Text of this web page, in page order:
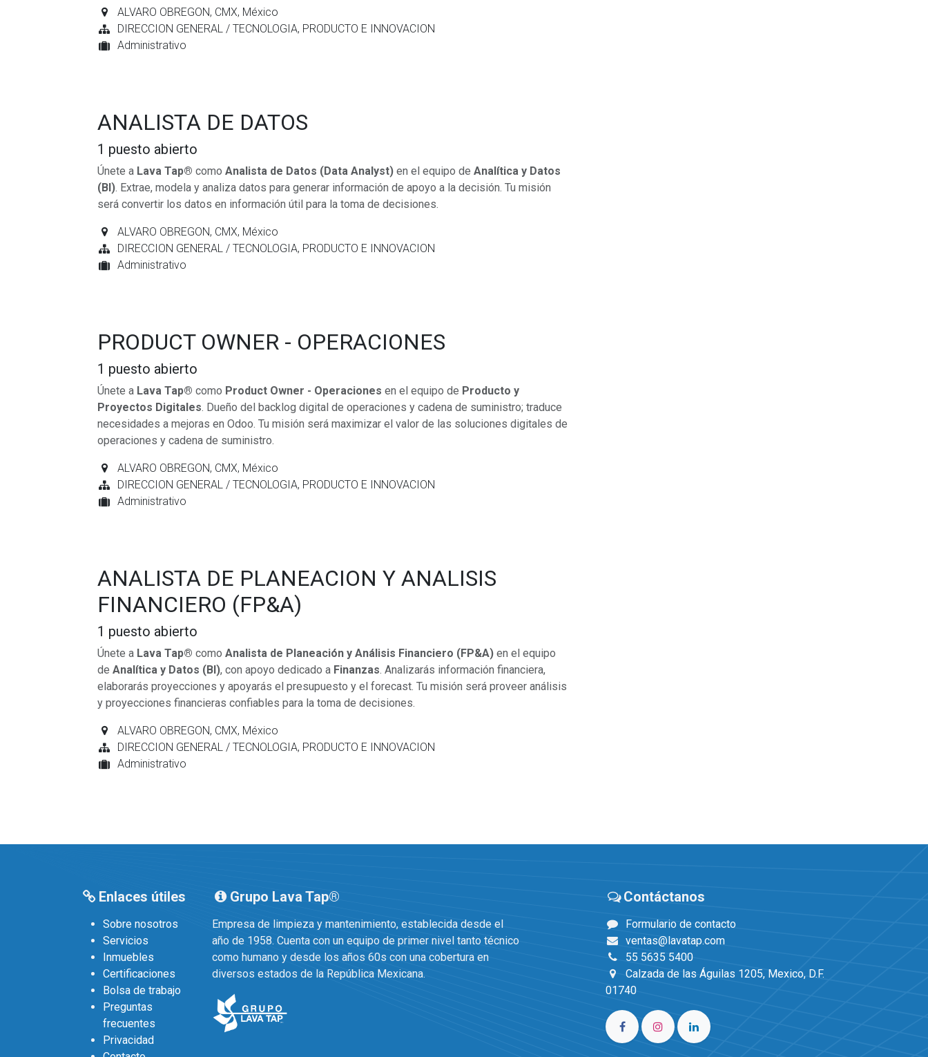
ALVARO OBREGON, CMX, México
DIRECCION GENERAL / TECNOLOGIA, PRODUCTO E INNOVACION
Administrativo
ANALISTA DE DATOS
1 puesto abierto
Únete a Lava Tap® como Analista de Datos (Data Analyst) en el equipo de Analítica y Datos
(BI). Extrae, modela y analiza datos para generar información de apoyo a la decisión. Tu misión
será convertir los datos en información útil para la toma de decisiones.
ALVARO OBREGON, CMX, México
DIRECCION GENERAL / TECNOLOGIA, PRODUCTO E INNOVACION
Administrativo
PRODUCT OWNER - OPERACIONES
1 puesto abierto
Únete a Lava Tap® como Product Owner - Operaciones en el equipo de Producto y
Proyectos Digitales. Dueño del backlog digital de operaciones y cadena de suministro; traduce
necesidades a mejoras en Odoo. Tu misión será maximizar el valor de las soluciones digitales de
operaciones y cadena de suministro.
ALVARO OBREGON, CMX, México
DIRECCION GENERAL / TECNOLOGIA, PRODUCTO E INNOVACION
Administrativo
ANALISTA DE PLANEACION Y ANALISIS
FINANCIERO (FP&A)
1 puesto abierto
Únete a Lava Tap® como Analista de Planeación y Análisis Financiero (FP&A) en el equipo
de Analítica y Datos (BI), con apoyo dedicado a Finanzas. Analizarás información financiera,
elaborarás proyecciones y apoyarás el presupuesto y el forecast. Tu misión será proveer análisis
y proyecciones financieras confiables para la toma de decisiones.
ALVARO OBREGON, CMX, México
DIRECCION GENERAL / TECNOLOGIA, PRODUCTO E INNOVACION
Administrativo
Enlaces útiles
Sobre nosotros
Servicios
Inmuebles
Certificaciones
Bolsa de trabajo
Preguntas
frecuentes
Privacidad
Grupo Lava Tap®
Empresa de limpieza y mantenimiento, establecida desde el
año de 1958. Cuenta con un equipo de primer nivel tanto técnico
como humano y desde los años 60s con una cobertura en
diversos estados de la República Mexicana.
Contáctanos
Formulario de contacto
ventas@lavatap.com
55 5635 5400
Calzada de las Águilas 1205, Mexico, D.F.
01740